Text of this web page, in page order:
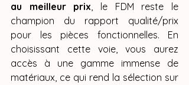
au meilleur prix, le FDM reste le
champion du rapport qualité/prix
pour les pièces fonctionnelles. En
choisissant cette voie, vous aurez
accès à une gamme immense de